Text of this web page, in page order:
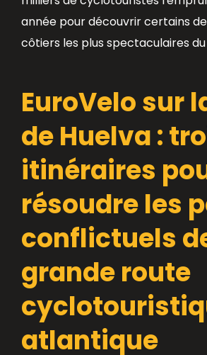
année pour découvrir certains
côtiers les plus spectaculaires
EuroVelo sur
de Huelva :
itinéraires
résoudre les
conflictuels
grande route
atlantique